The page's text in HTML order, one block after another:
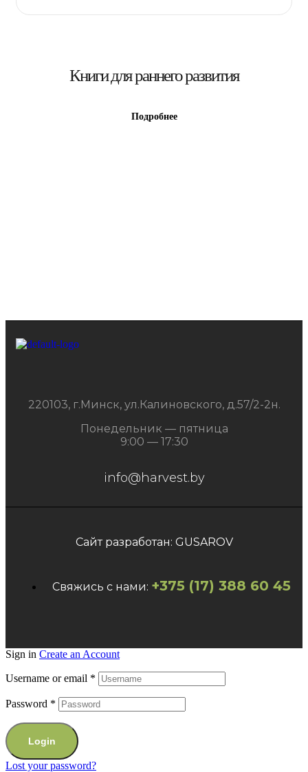
Книги для раннего развития
Подробнее
220103, г.Минск, ул.Калиновского, д.57/2-2н.
Понедельник — пятница
9:00 — 17:30
info@harvest.by
Сайт разработан: GUSAROV
Свяжись с нами: +375 (17) 388 60 45
Sign in Create an Account
Username or email *
Password *
Login
Lost your password?